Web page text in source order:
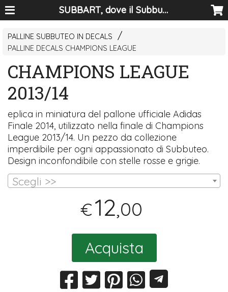
SUBBART, dove il Subbuteo diventa arte
PALLINE SUBBUTEO IN DECALS
PALLINE DECALS CHAMPIONS LEAGUE
CHAMPIONS LEAGUE
2013/14
eplica in miniatura del pallone ufficiale Adidas
Finale 2014, utilizzato nella finale di Champions
League 2013/14. Un pezzo da collezione
imperdibile per ogni appassionato di Subbuteo.
Design inconfondibile con stelle rosse e grigie.
Scegli >>
€12,00
Acquista